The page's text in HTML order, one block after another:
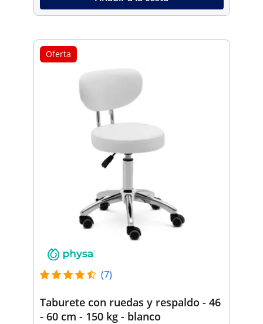
Oferta
(7)
Taburete con ruedas y respaldo - 46
- 60 cm - 150 kg - blanco